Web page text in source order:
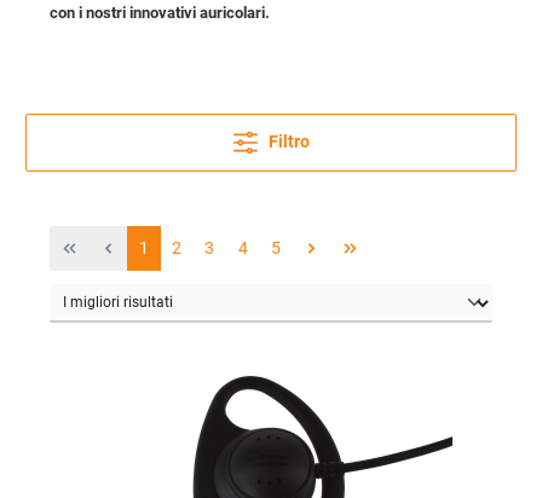
con i nostri innovativi auricolari.
Filtro
1 2 3 4 5